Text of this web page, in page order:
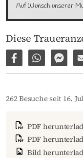
Auf Wunsch unserer
Diese
Auf Facebook
Per Per
262 Besuche seit 16.
PDF
PDF
Bild